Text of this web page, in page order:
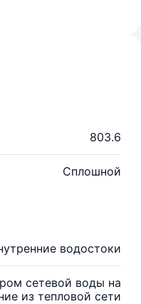
803.6
Сплошной
водостоки
сетевой воды на
из тепловой сети